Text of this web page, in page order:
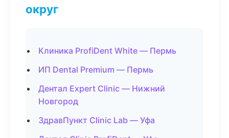
округ
Клиника ProfiDent White — Пермь
ИП Dental Premium — Пермь
Дентал Expert Clinic — Нижний
Новгород
ЗдравПункт Clinic Lab — Уфа